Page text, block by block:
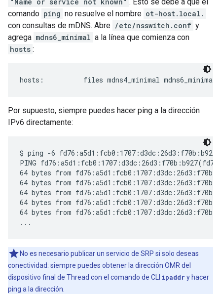
"Name or service not known" . Esto se debe a que el
comando ping no resuelve el nombre ot-host.local.
con consultas de mDNS. Abre /etc/nsswitch.conf y
agrega mdns6_minimal a la línea que comienza con
hosts :
Por supuesto, siempre puedes hacer ping a la dirección
IPv6 directamente:
$ ping -6 fd76:a5d1:fcb0:1707:d3dc:26d3:f70b:b927
PING
64 bytes from
64 bytes from
64 bytes from
64 bytes from
64 bytes from
No es necesario publicar un servicio de SRP si solo deseas
conectividad: siempre puedes obtener la dirección OMR del
dispositivo final de Thread con el comando de CLI ipaddr y hacer
ping a la dirección.